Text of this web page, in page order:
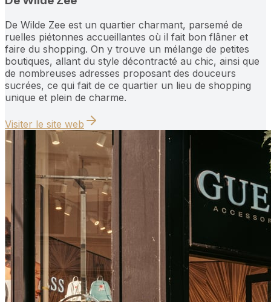
De Wilde Zee est un quartier charmant, parsemé de
ruelles piétonnes accueillantes où il fait bon flâner et
faire du shopping. On y trouve un mélange de petites
boutiques, allant du style décontracté au chic, ainsi que
de nombreuses adresses proposant des douceurs
sucrées, ce qui fait de ce quartier un lieu de shopping
unique et plein de charme.
Visiter le site web